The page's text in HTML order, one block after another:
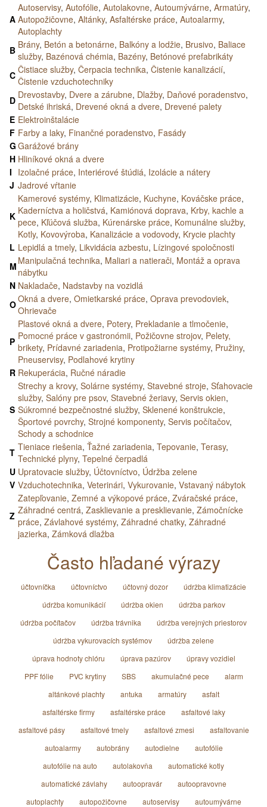
A
Autoservisy, Autofólie, Autolakovne, Autoumývárne, Armatúry,
Autopožičovne, Altánky, Asfaltérske práce, Autoalarmy,
Autoplachty
B Brány, Betón a betonárne, Balkóny a lodžie, Brusivo, Baliace
služby, Bazénová chémia, Bazény, Betónové prefabrikáty
C Čistiace služby, Čerpacia technika, Čistenie kanalizácií,
Čistenie vzduchotechniky
D Drevostavby, Dvere a zárubne, Dlažby, Daňové poradenstvo,
Detské ihriská, Drevené okná a dvere, Drevené palety
E Elektroinštalácie
F Farby a laky, Finančné poradenstvo, Fasády
G Garážové brány
H Hliníkové okná a dvere
I Izolačné práce, Interiérové štúdiá, Izolácie a nátery
J Jadrové vŕtanie
K
Kamerové systémy, Klimatizácie, Kuchyne, Kováčske práce,
Kaderníctva a holičstvá, Kamiónová doprava, Krby, kachle a
pece, Kľúčová služba, Kúrenárske práce, Komunálne služby,
Kotly, Kovovýroba, Kanalizácie a vodovody, Krycie plachty
L Lepidlá a tmely, Likvidácia azbestu, Lízingové spoločnosti
M Manipulačná technika, Maliari a natierači, Montáž a oprava
nábytku
N Nakladače, Nadstavby na vozidlá
OOkná a dvere, Omietkarské práce, Oprava prevodoviek,
Ohrievače
P
Plastové okná a dvere, Potery, Prekladanie a tlmočenie,
Pomocné práce v gastronómii, Požičovne strojov, Pelety,
brikety, Prídavné zariadenia, Protipožiarne systémy, Pružiny,
Pneuservisy, Podlahové krytiny
R Rekuperácia, Ručné náradie
S
Strechy a krovy, Solárne systémy, Stavebné stroje, Sťahovacie
služby, Salóny pre psov, Stavebné žeriavy, Servis okien,
Súkromné bezpečnostné služby, Sklenené konštrukcie,
Športové povrchy, Strojné komponenty, Servis počítačov,
Schody a schodnice
T Tieniace riešenia, Ťažné zariadenia, Tepovanie, Terasy,
Technické plyny, Tepelné čerpadlá
U Upratovacie služby, Účtovníctvo, Údržba zelene
V Vzduchotechnika, Veterinári, Vykurovanie, Vstavaný nábytok
Z
Zatepľovanie, Zemné a výkopové práce, Zváračské práce,
Záhradné centrá, Zasklievanie a presklievanie, Zámočnícke
práce, Závlahové systémy, Záhradné chatky, Záhradné
jazierka, Zámková dlažba
Často hľadané výrazy
účtovníčka účtovníctvo účtovný dozor
údržba klimatizácie
údržba komunikácií
údržba okien
údržba parkov
údržba počítačov
údržba trávnika
údržba verejných priestorov
údržba vykurovacích systémov
údržba zelene
úprava hodnoty chlóru
úprava pazúrov
úpravy vozidiel
PPF fólie
PVC krytiny SBS akumulačné pece
alarm
altánkové plachty
antuka armatúry
asfalt
asfaltérske firmy
asfaltérske práce
asfaltové laky
asfaltové pásy
asfaltové tmely asfaltové zmesi
asfaltovanie
autoalarmy
autobrány autodielne
autofólie
autofólie na auto
autolakovňa
automatické kotly
automatické závlahy
autoopravár
autoopravovne
autoplachty
autopožičovne autoservisy
autoumývárne